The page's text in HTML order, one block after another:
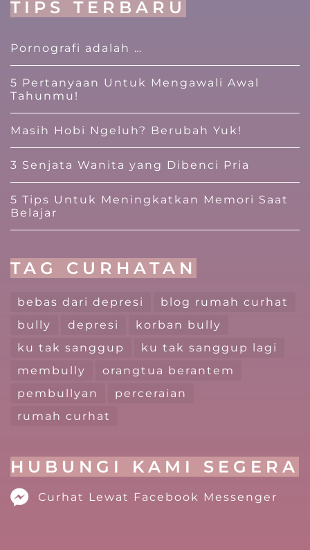
TIPS TERBARU
Pornografi adalah …
5 Pertanyaan Untuk Mengawali Awal
Tahunmu!
Masih Hobi Ngeluh? Berubah Yuk!
3 Senjata Wanita yang Dibenci Pria
5 Tips Untuk Meningkatkan Memori Saat
Belajar
TAG CURHATAN
bebas dari depresi
blog rumah curhat
bully
depresi
korban bully
ku tak sanggup
ku tak sanggup lagi
membully
orangtua berantem
pembullyan
perceraian
rumah curhat
HUBUNGI KAMI SEGERA
Curhat Lewat Facebook Messenger